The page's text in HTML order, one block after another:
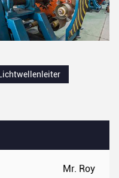
Mr. Roy